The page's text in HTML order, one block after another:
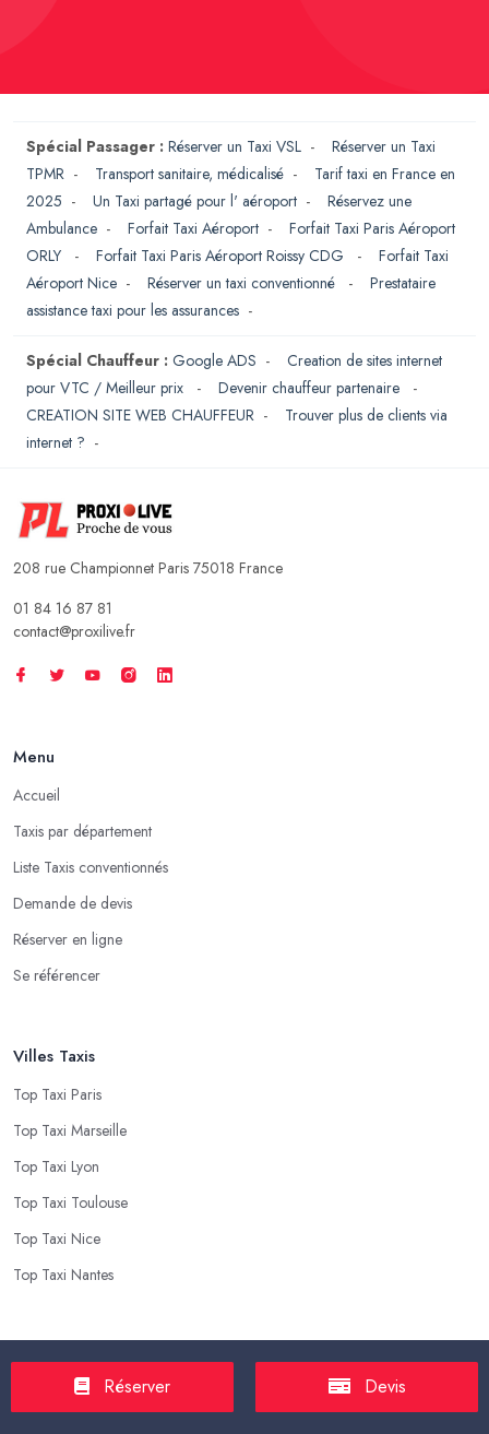
Spécial Passager : Réserver un Taxi VSL - Réserver un Taxi
TPMR - Transport sanitaire, médicalisé - Tarif taxi en France en
2025 - Un Taxi partagé pour l' aéroport - Réservez une
Ambulance - Forfait Taxi Aéroport - Forfait Taxi Paris Aéroport
ORLY
- Forfait Taxi Paris Aéroport Roissy CDG - Forfait Taxi
Aéroport Nice - Réserver un taxi conventionné - Prestataire
assistance taxi pour les assurances -
Spécial Chauffeur : Google ADS - Creation de sites internet
pour VTC / Meilleur prix
- Devenir chauffeur partenaire
-
CREATION SITE WEB CHAUFFEUR - Trouver plus de clients via
internet ? -
208 rue Championnet Paris 75018 France
01 84 16 87 81
contact@proxilive.fr
Menu
Accueil
Taxis par département
Liste Taxis conventionnés
Demande de devis
Réserver en ligne
Se référencer
Villes Taxis
Top Taxi Paris
Top Taxi Marseille
Top Taxi Lyon
Top Taxi Toulouse
Top Taxi Nice
Top Taxi Nantes
Tarif Course TaxiRéserver Devis